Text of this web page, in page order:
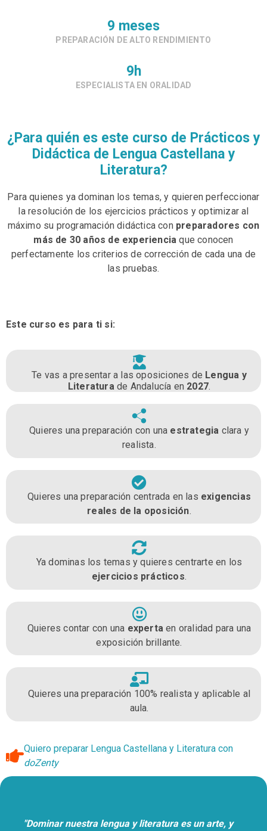
9 meses
PREPARACIÓN DE ALTO RENDIMIENTO
9h
ESPECIALISTA EN ORALIDAD
¿Para quién es este curso de Prácticos y
Didáctica de Lengua Castellana y
Literatura?
Para quienes ya dominan los temas, y quieren perfeccionar
la resolución de los ejercicios prácticos y optimizar al
máximo su programación didáctica con preparadores con
más de 30 años de experiencia que conocen
perfectamente los criterios de corrección de cada una de
las pruebas.
Este curso es para ti si:
Te vas a presentar a las oposiciones de Lengua y
Literaturade Andalucía en 2027.
Quieres una preparación con una estrategia clara y
realista.
Quieres una preparación centrada en las exigencias
reales de la oposición
Ya dominas los temas y quieres centrarte en los
ejercicios prácticos.
Quieres contar con una experta en oralidad para una
exposición brillante.
Quieres una preparación 100% realista y aplicable al
aula.
Quiero preparar Lengua Castellana y Literatura con
doZenty
"Dominar nuestra lengua y literatura es un arte, y